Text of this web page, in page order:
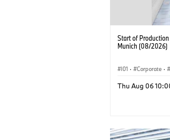
Start of
Munich (08/2026)
I01 · Corporate ·
Thu Aug 06